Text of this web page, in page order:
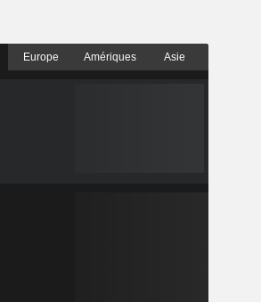
Europe Amériques Asie